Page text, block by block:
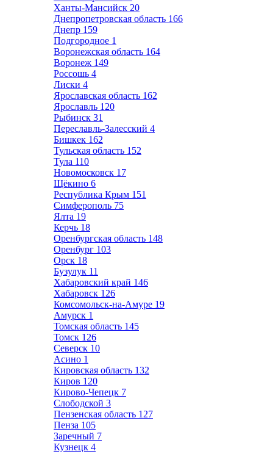
Ханты-Мансийск 20
Днепропетровская область 166
Днепр 159
Подгородное 1
Воронежская область 164
Воронеж 149
Россошь 4
Лиски 4
Ярославская область 162
Ярославль 120
Рыбинск 31
Переславль-Залесский 4
Бишкек 162
Тульская область 152
Тула 110
Новомосковск 17
Щёкино 6
Республика Крым 151
Симферополь 75
Ялта 19
Керчь 18
Оренбургская область 148
Оренбург 103
Орск 18
Бузулук 11
Хабаровский край 146
Хабаровск 126
Комсомольск-на-Амуре 19
Амурск 1
Томская область 145
Томск 126
Северск 10
Асино 1
Кировская область 132
Киров 120
Кирово-Чепецк 7
Слободской 3
Пензенская область 127
Пенза 105
Заречный 7
Кузнецк 4